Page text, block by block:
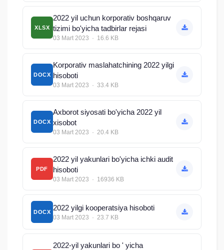
XLSX
2022 yil uchun korporativ boshqaruv
tizimi bo'yicha tadbirlar rejasi
03 Mart 2023 · 16.6 KB
DOCX
Korporativ maslahatchining 2022 yilgi
hisoboti
03 Mart 2023 · 33.4 KB
DOCX
Axborot siyosati bo'yicha 2022 yil
xisobot
03 Mart 2023 · 20.4 KB
PDF
2022 yil yakunlari bo'yicha ichki audit
hisoboti
03 Mart 2023 · 16936 KB
DOCX
2022 yilgi kooperatsiya hisoboti
03 Mart 2023 · 23.7 KB
2022-yil yakunlari bo ' yicha